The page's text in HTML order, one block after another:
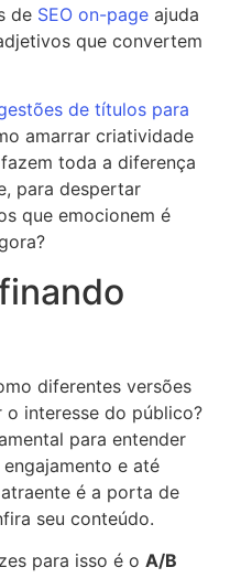
de SEO on-page ajuda
que convertem
de títulos para
amarrar criatividade
toda a diferença
para despertar
que emocionem é
diferentes versões
interesse do público?
para entender
e até
é a porta de
seu conteúdo.
para isso é o A/B